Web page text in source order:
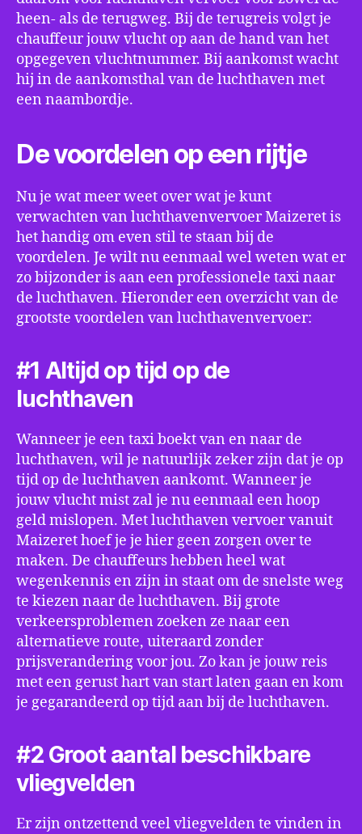
heen- als de terugweg. Bij de terugreis volgt je
chauffeur jouw vlucht op aan de hand van het
opgegeven vluchtnummer. Bij aankomst wacht
hij in de aankomsthal van de luchthaven met
een naambordje.
De voordelen op een rijtje
Nu je wat meer weet over wat je kunt
verwachten van luchthavenvervoer Maizeret is
het handig om even stil te staan bij de
voordelen. Je wilt nu eenmaal wel weten wat er
zo bijzonder is aan een professionele taxi naar
de luchthaven. Hieronder een overzicht van de
grootste voordelen van luchthavenvervoer:
#1 Altijd op tijd op de
luchthaven
Wanneer je een taxi boekt van en naar de
luchthaven, wil je natuurlijk zeker zijn dat je op
tijd op de luchthaven aankomt. Wanneer je
jouw vlucht mist zal je nu eenmaal een hoop
geld mislopen. Met luchthaven vervoer vanuit
Maizeret hoef je je hier geen zorgen over te
maken. De chauffeurs hebben heel wat
wegenkennis en zijn in staat om de snelste weg
te kiezen naar de luchthaven. Bij grote
verkeersproblemen zoeken ze naar een
alternatieve route, uiteraard zonder
prijsverandering voor jou. Zo kan je jouw reis
met een gerust hart van start laten gaan en kom
je gegarandeerd op tijd aan bij de luchthaven.
#2 Groot aantal beschikbare
vliegvelden
Er zijn ontzettend veel vliegvelden te vinden in